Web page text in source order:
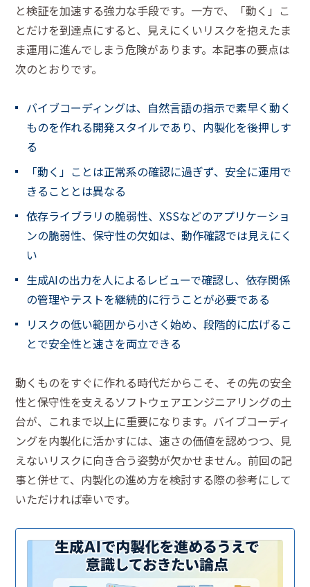
と検証を加速する強力な手段です。一方で、「動く」こ
とだけを到達点にすると、見えにくいリスクを抱えたま
ま運用に進んでしまう危険があります。本記事の要点は
次のとおりです。
バイブコーディングは、自然言語の指示で素早く動く
ものを作れる開発スタイルであり、内製化を後押しす
る
「動く」ことは正常系の確認に過ぎず、安全に運用で
きることとは異なる
依存ライブラリの脆弱性、XSSなどのアプリケーショ
ンの脆弱性、保守性の欠如は、動作確認では見えにく
い
生成AIの出力を人によるレビューで確認し、依存関係
の管理やテストを継続的に行うことが必要である
リスクの低い範囲から小さく始め、段階的に広げるこ
とで安全性と速さを両立できる
動くものをすぐに作れる時代だからこそ、その先の安全
性と保守性を支えるソフトウェアエンジニアリングの土
台が、これまで以上に重要になります。バイブコーディ
ングを内製化に活かすには、速さの価値を認めつつ、見
えないリスクに向き合う姿勢が欠かせません。前回の記
事と併せて、内製化の進め方を検討する際の参考にして
いただければ幸いです。